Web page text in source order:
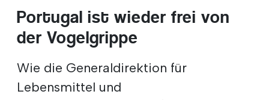
Portugal ist wieder frei von
der Vogelgrippe
Wie die Generaldirektion für
Lebensmittel und